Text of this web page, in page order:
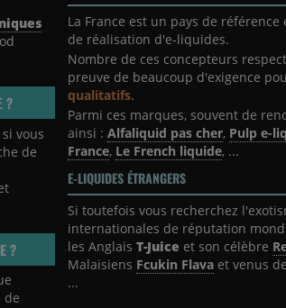
?
vous
de
?
de
La France est un pays de
de réalisation d'e-liquides.
Nombre de ces concepteurs
preuve de beaucoup d'exigence
qualitatifs.
Parmi ces marques, souvent de
ainsi :Alfaliquid pas cher, Pulp e-
France, Le French liquide, ...
E-LIQUIDES ÉTRANGERS
Si toutefois vous recherchez
internationales de réputation
les AnglaisT-Juice et son célèbre
Malaisiens Fcukin Flava et venus
...